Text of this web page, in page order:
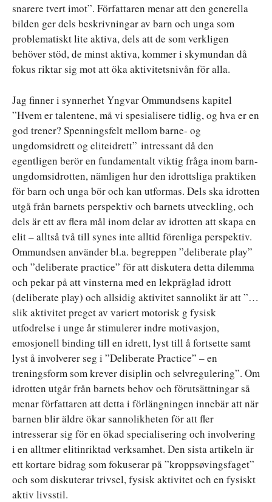
snarere tvert imot”. Författaren menar att den generella
bilden ger dels beskrivningar av barn och unga som
problematiskt lite aktiva, dels att de som verkligen
behöver stöd, de minst aktiva, kommer i skymundan då
fokus riktar sig mot att öka aktivitetsnivån för alla.
Jag finner i synnerhet Yngvar Ommundsens kapitel
”Hvem er talentene, må vi spesialisere tidlig, og hva er en
god trener? Spenningsfelt mellom barne- og
ungdomsidrett og eliteidrett” intressant då den
egentligen berör en fundamentalt viktig fråga inom barn-
ungdomsidrotten, nämligen hur den idrottsliga praktiken
för barn och unga bör och kan utformas. Dels ska idrotten
utgå från barnets perspektiv och barnets utveckling, och
dels är ett av flera mål inom delar av idrotten att skapa en
elit – alltså två till synes inte alltid förenliga perspektiv.
Ommundsen använder bl.a. begreppen ”deliberate play”
och ”deliberate practice” för att diskutera detta dilemma
och pekar på att vinsterna med en lekpräglad idrott
(deliberate play) och allsidig aktivitet sannolikt är att ”…
slik aktivitet preget av variert motorisk g fysisk
utfodrelse i unge år stimulerer indre motivasjon,
emosjonell binding till en idrett, lyst till å fortsette samt
lyst å involverer seg i ”Deliberate Practice” – en
treningsform som krever disiplin och selvregulering”. Om
idrotten utgår från barnets behov och förutsättningar så
menar författaren att detta i förlängningen innebär att när
barnen blir äldre ökar sannolikheten för att fler
intresserar sig för en ökad specialisering och involvering
i en alltmer elitinriktad verksamhet. Den sista artikeln är
ett kortare bidrag som fokuserar på ”kroppsøvingsfaget”
och som diskuterar trivsel, fysisk aktivitet och en fysiskt
aktiv livsstil.